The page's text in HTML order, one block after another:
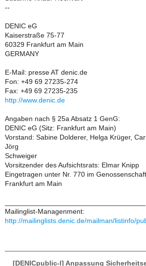
--
DENIC eG
Kaiserstraße 75-77
60329 Frankfurt am Main
GERMANY
E-Mail: presse AT denic.de
Fon: +49 69 27235-274
Fax: +49 69 27235-235
http://www.denic.de
Angaben nach § 25a Absatz 1 GenG:
DENIC eG (Sitz: Frankfurt am Main)
Vorstand: Sabine Dolderer, Helga Krüger,
Jörg
Schweiger
Vorsitzender des Aufsichtsrats: Elmar Knipp
Eingetragen unter Nr. 770 im
Frankfurt am Main
Mailinglist-Managenment:
http://mailinglists.denic.de/mailman/listinfo/
[DENICpublic-l] Anpassung